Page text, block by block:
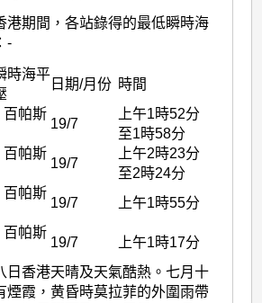
港期間，各站錄得的最低瞬時海
-
時海平
日期/月份 時間
百帕斯
19/7
上午1時52分
至1時58分
百帕斯
19/7
上午2時23分
至2時24分
百帕斯
19/7 上午1時55分
百帕斯
19/7
上午1時17分
日香港天晴及天氣酷熱。七月十
煙霞，黄昏時莫拉菲的外圍雨帶